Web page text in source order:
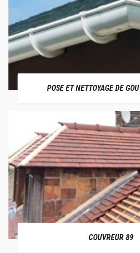
POSE ET NETTOYAGE DE
COUVREUR 89